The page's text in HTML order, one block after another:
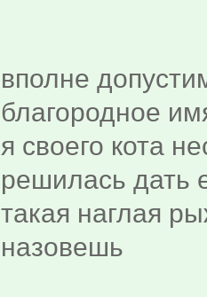
вполне
благородное
я своего кота
решилась дать
такая наглая
назовешь